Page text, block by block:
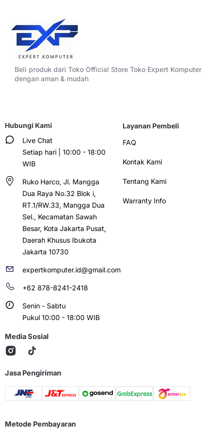
Beli produk dari Toko Official Store Toko Expert Komputer
dengan aman & mudah
Hubungi Kami
Live Chat
Setiap hari | 10:00 - 18:00
WIB
Ruko Harco, Jl. Mangga
Dua Raya No.32 Blok i,
RT.1/RW.33, Mangga Dua
Sel., Kecamatan Sawah
Besar, Kota Jakarta Pusat,
Daerah Khusus Ibukota
Jakarta 10730
expertkomputer.id@gmail.com
+62 878-8241-2418
Senin - Sabtu
Pukul 10:00 - 18:00 WIB
Layanan Pembeli
FAQ
Kontak Kami
Tentang Kami
Warranty Info
Media Sosial
Jasa Pengiriman
Metode Pembayaran